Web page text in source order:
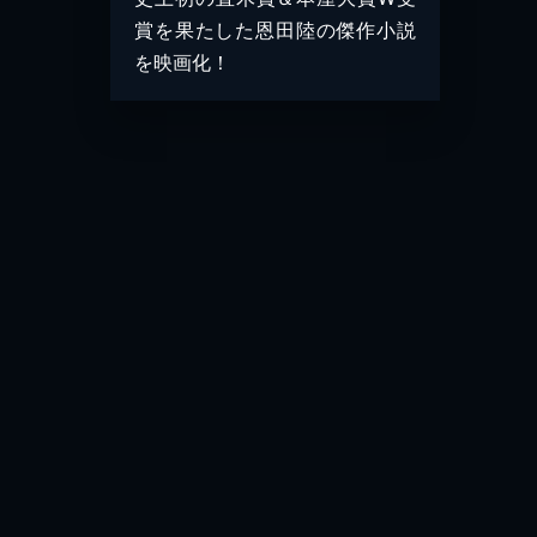
賞を果たした恩田陸の傑作小説
を映画化！